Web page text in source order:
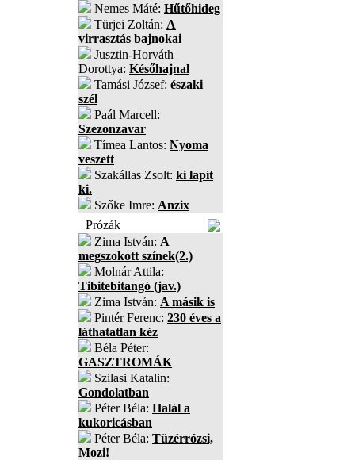
Nemes Máté: Hűtőhideg
Türjei Zoltán: A
virrasztás bajnokai
Jusztin-Horváth
Dorottya: Későhajnal
Tamási József: északi
szél
Paál Marcell:
Szezonzavar
Tímea Lantos: Nyoma
veszett
Szakállas Zsolt: ki lapít
ki.
Szőke Imre: Anzix
Prózák
Zima István: A
megszokott színek(2.)
Molnár Attila:
Tibitebitangó (jav.)
Zima István: A másik is
Pintér Ferenc: 230 éves a
láthatatlan kéz
Béla Péter:
GASZTROMÁK
Szilasi Katalin:
Gondolatban
Péter Béla: Halál a
kukoricásban
Péter Béla: Tüzérrózsi,
Mozi!